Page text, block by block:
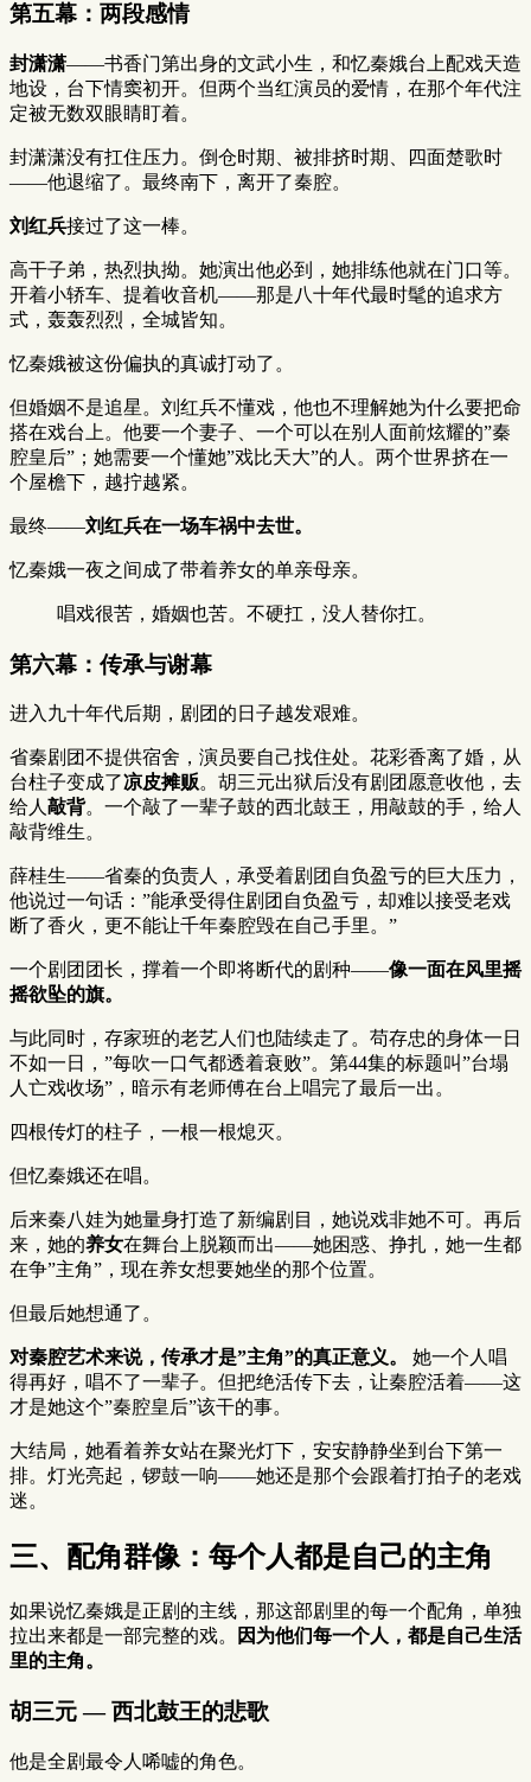
第五幕：两段感情
封潇潇——书香门第出身的文武小生，和忆秦娥台上配戏天造
地设，台下情窦初开。但两个当红演员的爱情，在那个年代注
定被无数双眼睛盯着。
封潇潇没有扛住压力。倒仓时期、被排挤时期、四面楚歌时
——他退缩了。最终南下，离开了秦腔。
刘红兵接过了这一棒。
高干子弟，热烈执拗。她演出他必到，她排练他就在门口等。
开着小轿车、提着收音机——那是八十年代最时髦的追求方
式，轰轰烈烈，全城皆知。
忆秦娥被这份偏执的真诚打动了。
但婚姻不是追星。刘红兵不懂戏，他也不理解她为什么要把命
搭在戏台上。他要一个妻子、一个可以在别人面前炫耀的”秦
腔皇后”；她需要一个懂她”戏比天大”的人。两个世界挤在一
个屋檐下，越拧越紧。
最终——刘红兵在一场车祸中去世。
忆秦娥一夜之间成了带着养女的单亲母亲。
唱戏很苦，婚姻也苦。不硬扛，没人替你扛。
第六幕：传承与谢幕
进入九十年代后期，剧团的日子越发艰难。
省秦剧团不提供宿舍，演员要自己找住处。花彩香离了婚，从
台柱子变成了凉皮摊贩。胡三元出狱后没有剧团愿意收他，去
给人 敲背。一个敲了一辈子鼓的西北鼓王，用敲鼓的手，给人
敲背维生。
薛桂生——省秦的负责人，承受着剧团自负盈亏的巨大压力，
他说过一句话：”能承受得住剧团自负盈亏，却难以接受老戏
断了香火，更不能让千年秦腔毁在自己手里。”
一个剧团团长，撑着一个即将断代的剧种——像一面在风里摇
摇欲坠的旗。
与此同时，存家班的老艺人们也陆续走了。苟存忠的身体一日
不如一日，”每吹一口气都透着衰败”。第44集的标题叫”台塌
人亡戏收场”，暗示有老师傅在台上唱完了最后一出。
四根传灯的柱子，一根一根熄灭。
但忆秦娥还在唱。
后来秦八娃为她量身打造了新编剧目，她说戏非她不可。再后
来，她的养女在舞台上脱颖而出——她困惑、挣扎，她一生都
在争”主角”，现在养女想要她坐的那个位置。
但最后她想通了。
对秦腔艺术来说，传承才是”主角”的真正意义。
她一个人唱
得再好，唱不了一辈子。但把绝活传下去，让秦腔活着——这
才是她这个”秦腔皇后”该干的事。
大结局，她看着养女站在聚光灯下，安安静静坐到台下第一
排。灯光亮起，锣鼓一响——她还是那个会跟着打拍子的老戏
迷。
三、配角群像：每个人都是自己的主角
如果说忆秦娥是正剧的主线，那这部剧里的每一个配角，单独
拉出来都是一部完整的戏。
因为他们每一个人，都是自己生活
里的主角。
胡三元 — 西北鼓王的悲歌
他是全剧最令人唏嘘的角色。